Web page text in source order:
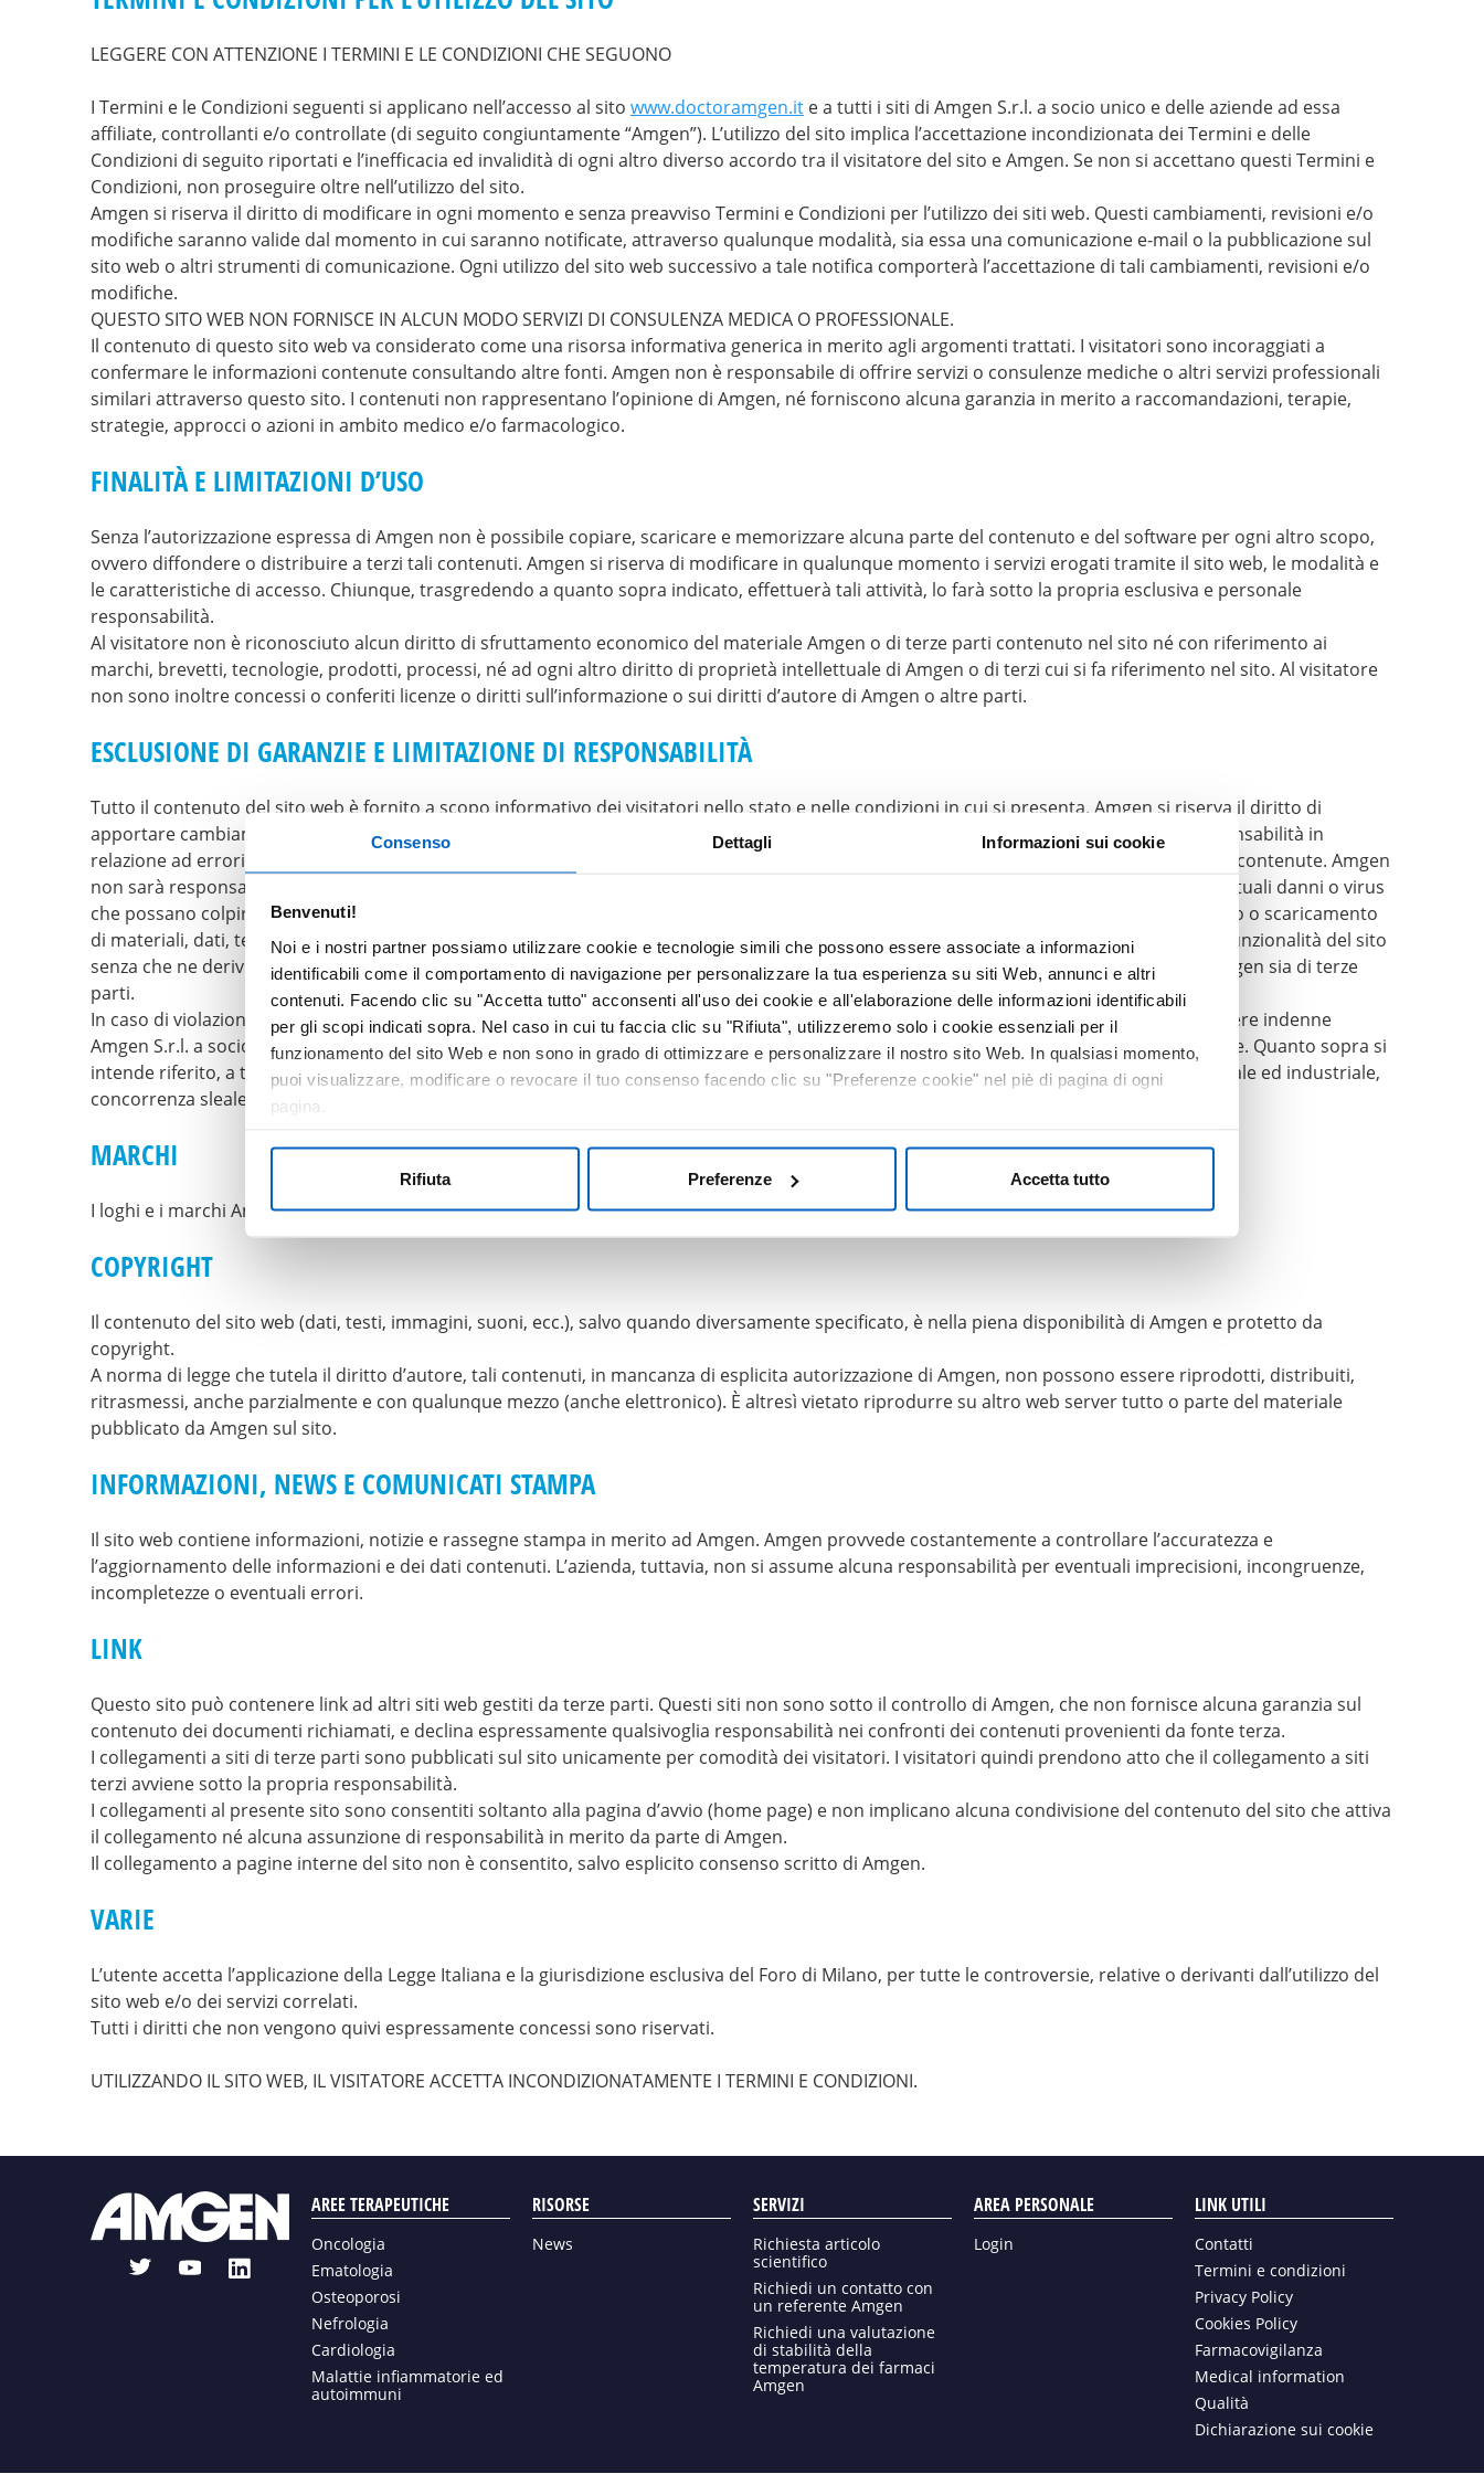
Consenso Dettagli Informazioni sui cookie
Benvenuti!
Noi e i nostri partner possiamo utilizzare cookie e tecnologie simili che possono essere associate a informazioni
identificabili come il comportamento di navigazione per personalizzare la tua esperienza su siti Web, annunci e altri
contenuti. Facendo clic su "Accetta tutto" acconsenti all'uso dei cookie e all'elaborazione delle informazioni identificabili
per gli scopi indicati sopra. Nel caso in cui tu faccia clic su "Rifiuta", utilizzeremo solo i cookie essenziali per il
funzionamento del sito Web e non sono in grado di ottimizzare e personalizzare il nostro sito Web. In qualsiasi momento,
puoi visualizzare, modificare o revocare il tuo consenso facendo clic su "Preferenze cookie" nel piè di pagina di ogni
pagina.
Rifiuta Preferenze Accetta tutto
LEGGERE CON ATTENZIONE I TERMINI E LE CONDIZIONI CHE SEGUONO
I Termini e le Condizioni seguenti si applicano nell’accesso al sito www.doctoramgen.it e a tutti i siti di Amgen S.r.l. a socio unico e delle aziende ad essa
affiliate, controllanti e/o controllate (di seguito congiuntamente “Amgen”). L’utilizzo del sito implica l’accettazione incondizionata dei Termini e delle
Condizioni di seguito riportati e l’inefficacia ed invalidità di ogni altro diverso accordo tra il visitatore del sito e Amgen. Se non si accettano questi Termini e
Condizioni, non proseguire oltre nell’utilizzo del sito.
Amgen si riserva il diritto di modificare in ogni momento e senza preavviso Termini e Condizioni per l’utilizzo dei siti web. Questi cambiamenti, revisioni e/o
modifiche saranno valide dal momento in cui saranno notificate, attraverso qualunque modalità, sia essa una comunicazione e-mail o la pubblicazione sul
sito web o altri strumenti di comunicazione. Ogni utilizzo del sito web successivo a tale notifica comporterà l’accettazione di tali cambiamenti, revisioni e/o
modifiche.
QUESTO SITO WEB NON FORNISCE IN ALCUN MODO SERVIZI DI CONSULENZA MEDICA O PROFESSIONALE.
Il contenuto di questo sito web va considerato come una risorsa informativa generica in merito agli argomenti trattati. I visitatori sono incoraggiati a
confermare le informazioni contenute consultando altre fonti. Amgen non è responsabile di offrire servizi o consulenze mediche o altri servizi professionali
similari attraverso questo sito. I contenuti non rappresentano l’opinione di Amgen, né forniscono alcuna garanzia in merito a raccomandazioni, terapie,
strategie, approcci o azioni in ambito medico e/o farmacologico.
FINALITÀ E LIMITAZIONI D’USO
Senza l’autorizzazione espressa di Amgen non è possibile copiare, scaricare e memorizzare alcuna parte del contenuto e del software per ogni altro scopo,
ovvero diffondere o distribuire a terzi tali contenuti. Amgen si riserva di modificare in qualunque momento i servizi erogati tramite il sito web, le modalità e
le caratteristiche di accesso. Chiunque, trasgredendo a quanto sopra indicato, effettuerà tali attività, lo farà sotto la propria esclusiva e personale
responsabilità.
Al visitatore non è riconosciuto alcun diritto di sfruttamento economico del materiale Amgen o di terze parti contenuto nel sito né con riferimento ai
marchi, brevetti, tecnologie, prodotti, processi, né ad ogni altro diritto di proprietà intellettuale di Amgen o di terzi cui si fa riferimento nel sito. Al visitatore
non sono inoltre concessi o conferiti licenze o diritti sull’informazione o sui diritti d’autore di Amgen o altre parti.
ESCLUSIONE DI GARANZIE E LIMITAZIONE DI RESPONSABILITÀ
Tutto il contenuto del sito web è fornito a scopo informativo dei visitatori nello stato e nelle condizioni in cui si presenta. Amgen si riserva il diritto di
apportare cambiamenti, correzioni, migliorie a testi e altri contenuti del sito in ogni momento senza preavviso. Amgen non assume responsabilità in
relazione ad errori od omissioni contenuti nel sito e non fornisce garanzie o dichiarazioni in merito all’esattezza delle informazioni in esso contenute. Amgen
non sarà responsabile per difetti di accuratezza, completezza, adeguatezza, tempestività delle informazioni contenute nel sito né per eventuali danni o virus
che possano colpire l’attrezzatura informatica o altra proprietà degli utenti in conseguenza dell’accesso, utilizzo o della navigazione nel sito o scaricamento
di materiali, dati, testi, immagini, video o audio del sito. Amgen si riserva il diritto di interrompere o sospendere in qualsiasi momento le funzionalità del sito
senza che ne derivi l’assunzione di alcuna responsabilità a proprio carico, sia che ciò avvenga in conseguenza di azioni od omissioni di Amgen sia di terze
parti.
In caso di violazione dei Termini e Condizioni, ovvero in caso di uso improprio o illegale del sito e dei suoi contenuti, il visitatore dovrà tenere indenne
Amgen S.r.l. a socio unico da tutti i reclami, danni, responsabilità, procedimenti giudiziari, e per qualsiasi altra conseguenza pregiudizievole. Quanto sopra si
intende riferito, a titolo d’esempio, ad ogni azione relativa a violazione dei diritti d’autore, marchi, brevetti, tutela della proprietà intellettuale ed industriale,
concorrenza sleale e diffamazione.
MARCHI
I loghi e i marchi Amgen sono di esclusiva proprietà di Amgen. L’uso non autorizzato è una violazione di legge e sarà perseguito.
COPYRIGHT
Il contenuto del sito web (dati, testi, immagini, suoni, ecc.), salvo quando diversamente specificato, è nella piena disponibilità di Amgen e protetto da
copyright.
A norma di legge che tutela il diritto d’autore, tali contenuti, in mancanza di esplicita autorizzazione di Amgen, non possono essere riprodotti, distribuiti,
ritrasmessi, anche parzialmente e con qualunque mezzo (anche elettronico). È altresì vietato riprodurre su altro web server tutto o parte del materiale
pubblicato da Amgen sul sito.
INFORMAZIONI, NEWS E COMUNICATI STAMPA
Il sito web contiene informazioni, notizie e rassegne stampa in merito ad Amgen. Amgen provvede costantemente a controllare l’accuratezza e
l’aggiornamento delle informazioni e dei dati contenuti. L’azienda, tuttavia, non si assume alcuna responsabilità per eventuali imprecisioni, incongruenze,
incompletezze o eventuali errori.
LINK
Questo sito può contenere link ad altri siti web gestiti da terze parti. Questi siti non sono sotto il controllo di Amgen, che non fornisce alcuna garanzia sul
contenuto dei documenti richiamati, e declina espressamente qualsivoglia responsabilità nei confronti dei contenuti provenienti da fonte terza.
I collegamenti a siti di terze parti sono pubblicati sul sito unicamente per comodità dei visitatori. I visitatori quindi prendono atto che il collegamento a siti
terzi avviene sotto la propria responsabilità.
I collegamenti al presente sito sono consentiti soltanto alla pagina d’avvio (home page) e non implicano alcuna condivisione del contenuto del sito che attiva
il collegamento né alcuna assunzione di responsabilità in merito da parte di Amgen.
Il collegamento a pagine interne del sito non è consentito, salvo esplicito consenso scritto di Amgen.
VARIE
L’utente accetta l’applicazione della Legge Italiana e la giurisdizione esclusiva del Foro di Milano, per tutte le controversie, relative o derivanti dall’utilizzo del
sito web e/o dei servizi correlati.
Tutti i diritti che non vengono quivi espressamente concessi sono riservati.
UTILIZZANDO IL SITO WEB, IL VISITATORE ACCETTA INCONDIZIONATAMENTE I TERMINI E CONDIZIONI.
t
y
l
AREE TERAPEUTICHE
Oncologia
Ematologia
Osteoporosi
Nefrologia
Cardiologia
Malattie infiammatorie ed
autoimmuni
RISORSE
News
SERVIZI
Richiesta articolo
scientifico
Richiedi un contatto con
un referente Amgen
Richiedi una valutazione
di stabilità della
temperatura dei farmaci
Amgen
AREA PERSONALE
Login
LINK UTILI
Contatti
Termini e condizioni
Privacy Policy
Cookies Policy
Farmacovigilanza
Medical information
Qualità
Dichiarazione sui cookie